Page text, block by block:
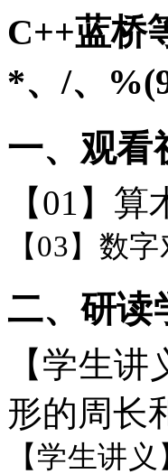
C++蓝桥
*、/、
一、观看
【01】算
【03】数字
二、研读
【学生讲
形的周长
【学生讲义